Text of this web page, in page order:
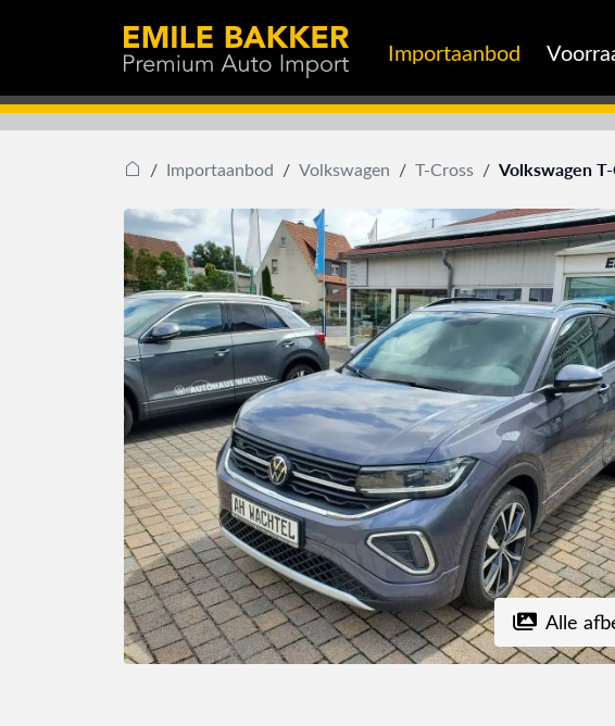
Importaanbod
Importaanbod Volkswagen T-Cross Volkswagen
Alle